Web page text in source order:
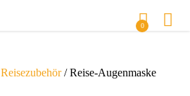
0
Reisezubehör/ Reise-Augenmaske